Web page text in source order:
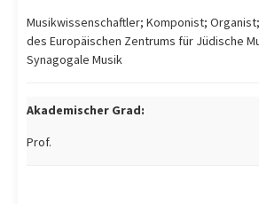
Musikwissenschaftler; Komponist;
des Europäischen Zentrums für Jüdische
Synagogale Musik
Akademischer Grad:
Prof.